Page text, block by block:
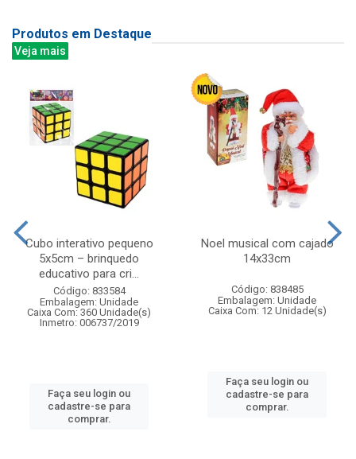
Produtos em Destaque
Veja mais
Cubo interativo pequeno
5x5cm – brinquedo
educativo para cri...
Código: 833584
Embalagem: Unidade
Caixa Com: 360 Unidade(s)
Inmetro: 006737/2019
Faça seu login ou
cadastre-se para
comprar.
Noel musical com cajado
14x33cm
Código: 838485
Embalagem: Unidade
Caixa Com: 12 Unidade(s)
Faça seu login ou
cadastre-se para
comprar.